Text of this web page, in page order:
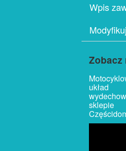
Wpis
Zobacz
układ
sklepie